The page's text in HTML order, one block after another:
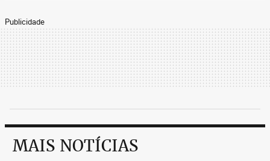
Publicidade
MAIS NOTÍCIAS